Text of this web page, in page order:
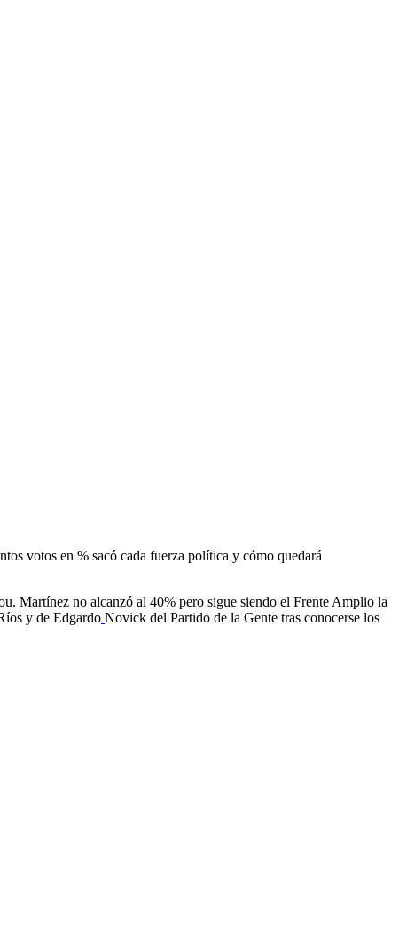
votos en % sacó cada fuerza política y cómo quedará
Martínez no alcanzó al 40% pero sigue siendo el Frente Amplio la
y de Edgardo Novick del Partido de la Gente tras conocerse los